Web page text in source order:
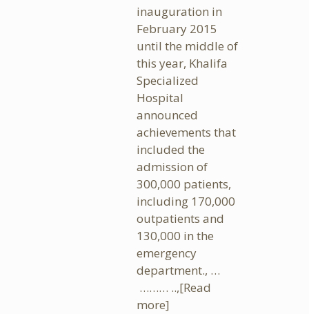
inauguration in
February 2015
until the middle of
this year, Khalifa
Specialized
Hospital
announced
achievements that
included the
admission of
300,000 patients,
including 170,000
outpatients and
130,000 in the
emergency
department., …
……… ..,[Read
more]